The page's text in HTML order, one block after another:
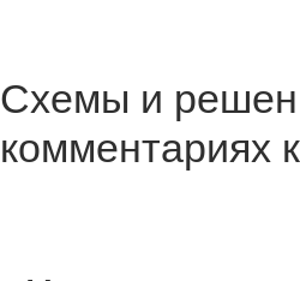
Схемы и
комментариях